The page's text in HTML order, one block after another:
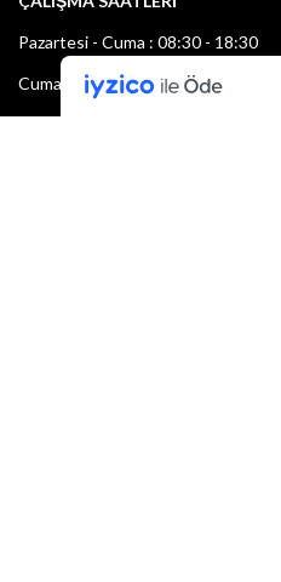
Pazartesi - Cuma : 08:30 - 18:30
Cumartesi : 08:30 - 13:00